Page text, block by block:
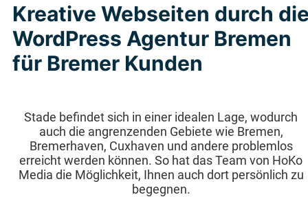
Unsere Seite und Template-Kits
sehen aufallen Endgeräten
super aus und überzeugen im
vollen Umfang bei der Leitung.
Kreative Webseiten durch
WordPress Agentur Bremen
für Bremer Kunden
Stade befindet sich in einer idealen Lage, wodurch
auch die angrenzenden Gebiete wie Bremen,
Bremerhaven, Cuxhaven und andere problemlos
erreicht werden können. So hat das Team von HoKo
Media die Möglichkeit, Ihnen auch dort persönlich zu
begegnen.